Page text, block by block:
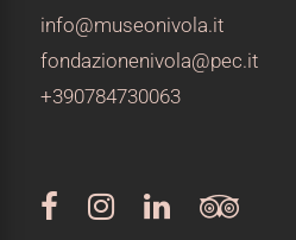
info@museonivola.it
fondazionenivola@pec.it
+390784730063